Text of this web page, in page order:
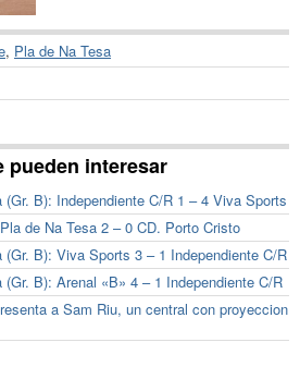
, Pla de Na Tesa
pueden interesar
(Gr. B): Independiente C/R 1 – 4 Viva Sports
de Na Tesa 2 – 0 CD. Porto Cristo
(Gr. B): Viva Sports 3 – 1 Independiente C/R
(Gr. B): Arenal «B» 4 – 1 Independiente C/R
a Sam Riu, un central con proyeccion